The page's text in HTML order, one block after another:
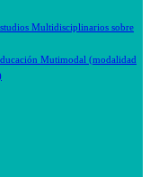
Multidisciplinarios sobre
Mutimodal (modalidad